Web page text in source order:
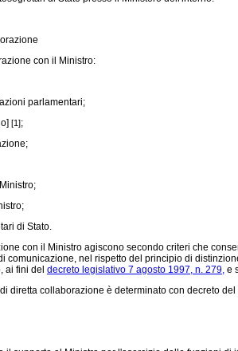
con il Ministro:
parlamentari;
[1];
di Stato.
con il Ministro agiscono secondo criteri che
comunicazione, nel rispetto del principio di
ai fini del decreto legislativo 7 agosto 1997, n. 279, e
diretta collaborazione è determinato con decreto